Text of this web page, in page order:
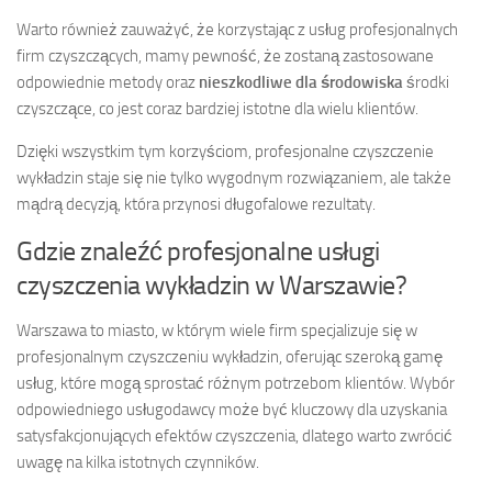
Warto również zauważyć, że korzystając z usług profesjonalnych
firm czyszczących, mamy pewność, że zostaną zastosowane
odpowiednie metody oraz nieszkodliwe dla środowiskaśrodki
czyszczące, co jest coraz bardziej istotne dla wielu klientów.
Dzięki wszystkim tym korzyściom, profesjonalne czyszczenie
wykładzin staje się nie tylko wygodnym rozwiązaniem, ale także
mądrą decyzją, która przynosi długofalowe rezultaty.
Gdzie znaleźć profesjonalne usługi
czyszczenia wykładzin w Warszawie?
Warszawa to miasto, w którym wiele firm specjalizuje się w
profesjonalnym czyszczeniu wykładzin, oferując szeroką gamę
usług, które mogą sprostać różnym potrzebom klientów. Wybór
odpowiedniego usługodawcy może być kluczowy dla uzyskania
satysfakcjonujących efektów czyszczenia, dlatego warto zwrócić
uwagę na kilka istotnych czynników.